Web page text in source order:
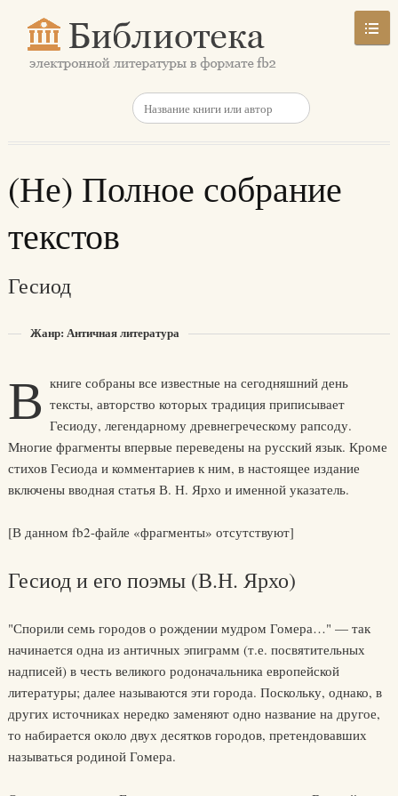
(Не) Полное собрание
текстов
Гесиод
Жанр: Античная литература
В книге собраны все известные на сегодняшний день
тексты, авторство которых традиция приписывает
Гесиоду, легендарному древнегреческому рапсоду.
Многие фрагменты впервые переведены на русский язык. Кроме
стихов Гесиода и комментариев к ним, в настоящее издание
включены вводная статья В. Н. Ярхо и именной указатель.
[В данном fb2-файле «фрагменты» отсутствуют]
Гесиод и его поэмы (В.Н. Ярхо)
"Спорили семь городов о рождении мудром Гомера…" — так
начинается одна из античных эпиграмм (т.е. посвятительных
надписей) в честь великого родоначальника европейской
литературы; далее называются эти города. Поскольку, однако, в
других источниках нередко заменяют одно название на другое,
то набирается около двух десятков городов, претендовавших
называться родиной Гомера.